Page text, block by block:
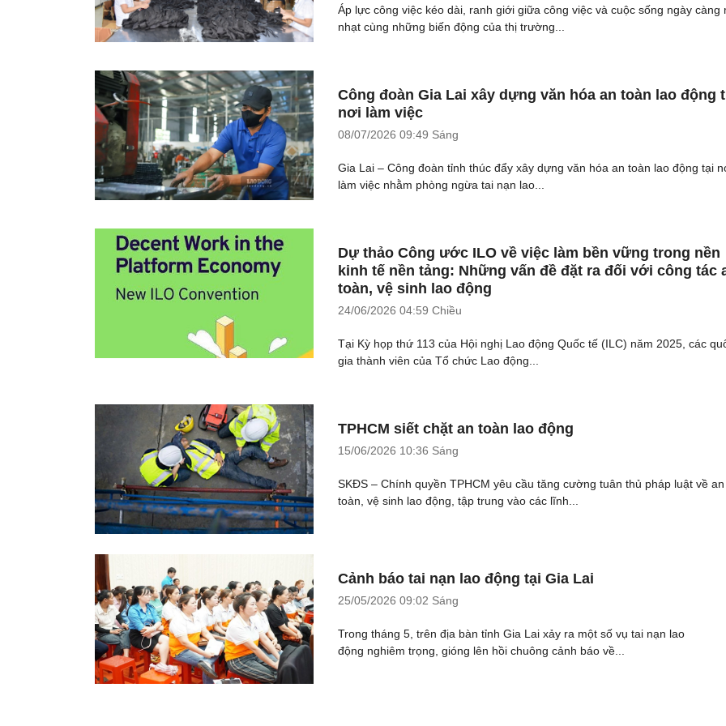
Áp lực công việc kéo dài, ranh giới giữa công việc và cuộc sống ngày càng
nhạt cùng những biến động của thị trường...
Công đoàn Gia Lai xây dựng văn hóa an toàn lao động
nơi làm việc
08/07/2026 09:49 Sáng
Gia Lai – Công đoàn tỉnh thúc đẩy xây dựng văn hóa an toàn lao động tại
làm việc nhằm phòng ngừa tai nạn lao...
Dự thảo Công ước ILO về việc làm bền vững trong nền
kinh tế nền tảng: Những vấn đề đặt ra đối với công tác
toàn, vệ sinh lao động
24/06/2026 04:59 Chiều
Tại Kỳ họp thứ 113 của Hội nghị Lao động Quốc tế (ILC) năm 2025, các
gia thành viên của Tổ chức Lao động...
TPHCM siết chặt an toàn lao động
15/06/2026 10:36 Sáng
SKĐS – Chính quyền TPHCM yêu cầu tăng cường tuân thủ pháp luật về an
toàn, vệ sinh lao động, tập trung vào các lĩnh...
Cảnh báo tai nạn lao động tại Gia Lai
25/05/2026 09:02 Sáng
Trong tháng 5, trên địa bàn tỉnh Gia Lai xảy ra một số vụ tai nạn lao
động nghiêm trọng, gióng lên hồi chuông cảnh báo về...